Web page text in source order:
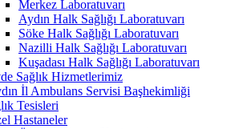
Merkez Laboratuvarı
Aydın Halk Sağlığı Laboratuvarı
Söke Halk Sağlığı Laboratuvarı
Nazilli Halk Sağlığı Laboratuvarı
Kuşadası Halk Sağlığı Laboratuvarı
Sağlık Hizmetlerimiz
İl Ambulans Servisi Başhekimliği
Tesisleri
Hastaneler